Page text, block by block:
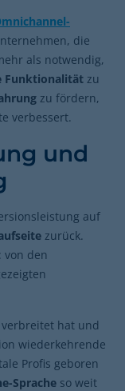
die
als notwendig,
Funktionalität zu
zu fördern,
verbessert.
und
auf
zurück.
von den
hat und
wiederkehrende
Profis geboren
Sprache so weit